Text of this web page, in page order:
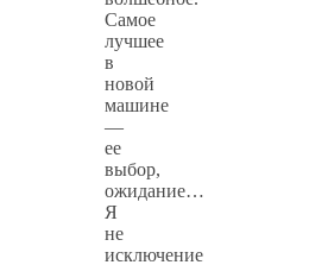
Самое
лучшее
в
новой
машине
—
ее
выбор,
ожидание…
Я
не
исключение